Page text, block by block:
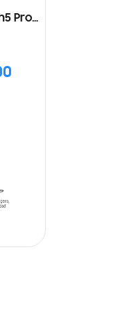
Pro